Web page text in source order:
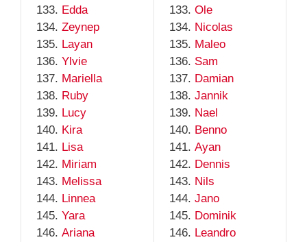
Edda
Zeynep
Layan
Ylvie
Mariella
Ruby
Lucy
Kira
Lisa
Miriam
Melissa
Linnea
Yara
Ariana
Ole
Nicolas
Maleo
Sam
Damian
Jannik
Nael
Benno
Ayan
Dennis
Nils
Jano
Dominik
Leandro